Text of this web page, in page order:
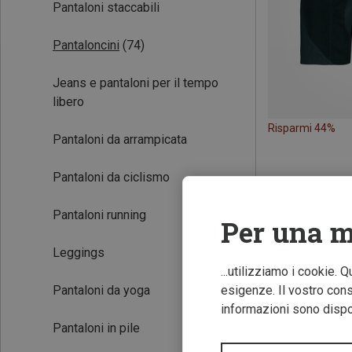
Pantaloni staccabili
Pantaloncini (74)
Jeans e pantaloni per il tempo
libero
Pantaloni da arrampicata
Pantaloni da ciclismo
Pantaloni running
Leggings
Pantaloni da yoga
Pantaloni in pile
Risparmi 44%
Per una
...utilizziamo i cookie.
esigenze. Il vostro
informazioni sono